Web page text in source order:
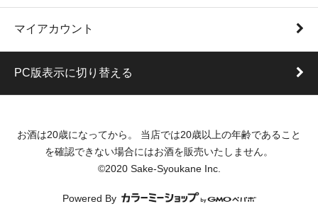
マイアカウント
PC版表示に切り替える
お酒は20歳になってから。 当店では20歳以上の年齢であること
を確認できない場合にはお酒を販売いたしません。
©2020 Sake-Syoukane Inc.
Powered By